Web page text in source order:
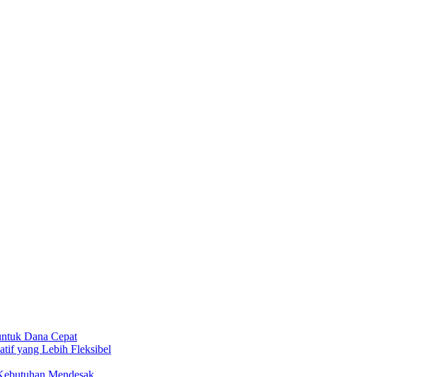
Dana Cepat
yang Lebih Fleksibel
Mendesak